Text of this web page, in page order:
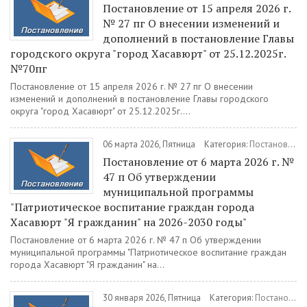
Постановление от 15 апреля 2026 г.
№ 27 пг О внесении изменений и
дополнений в постановление Главы
городского округа "город Хасавюрт" от 25.12.2025г.
№70пг
Постановление от 15 апреля 2026 г. № 27 пг О внесении
изменений и дополнений в постановление Главы городского
округа "город Хасавюрт" от 25.12.2025г....
06 марта 2026, Пятница Категория: Постановления
Постановление от 6 марта 2026 г. №
47 п Об утверждении
муниципальной программы
"Патриотическое воспитание граждан города
Хасавюрт "Я гражданин" на 2026-2030 годы"
Постановление от 6 марта 2026 г. № 47 п Об утверждении
муниципальной программы "Патриотическое воспитание граждан
города Хасавюрт "Я гражданин" на...
30 января 2026, Пятница Категория: Постановления